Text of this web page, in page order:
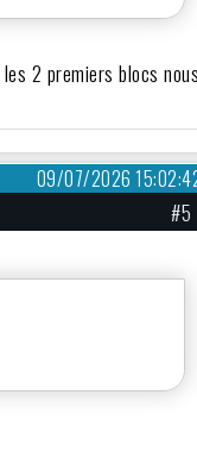
2 premiers blocs nous
09/07/2026
#5